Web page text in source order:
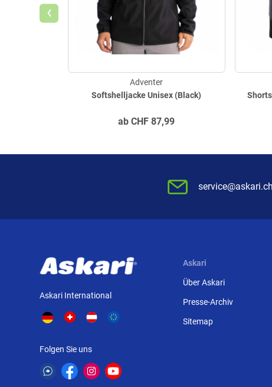
Softshelljacke Unisex (Black)
Adventer
ab CHF 87,99
‹
service@askari.ch
Askari International
Folgen Sie uns
Askari
Über Askari
Presse-Archiv
Sitemap